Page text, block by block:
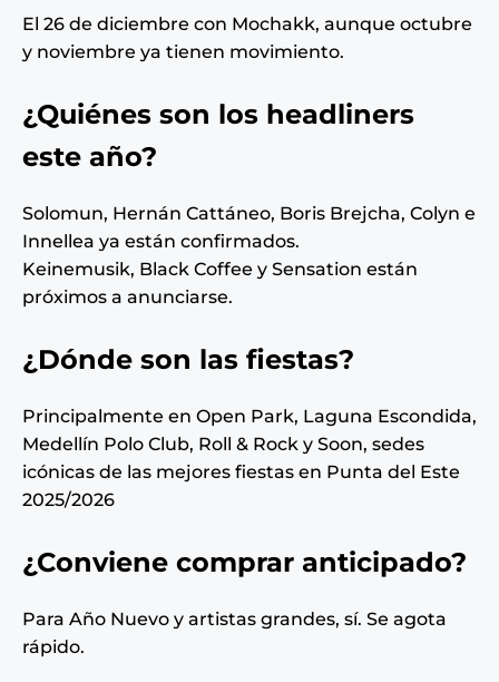
El 26 de diciembre con Mochakk, aunque octubre
y noviembre ya tienen movimiento.
¿Quiénes son los headliners
este año?
Solomun, Hernán Cattáneo, Boris Brejcha, Colyn e
Innellea ya están confirmados.
Keinemusik, Black Coffee y Sensation están
próximos a anunciarse.
¿Dónde son las fiestas?
Principalmente en Open Park, Laguna Escondida,
Medellín Polo Club, Roll & Rock y Soon, sedes
icónicas de las mejores fiestas en Punta del Este
2025/2026
¿Conviene comprar anticipado?
Para Año Nuevo y artistas grandes, sí. Se agota
rápido.